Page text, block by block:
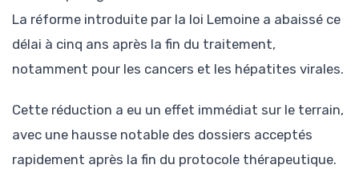
La réforme introduite par la loi Lemoine a abaissé ce
délai à cinq ans après la fin du traitement,
notamment pour les cancers et les hépatites virales.
Cette réduction a eu un effet immédiat sur le terrain,
avec une hausse notable des dossiers acceptés
rapidement après la fin du protocole thérapeutique.